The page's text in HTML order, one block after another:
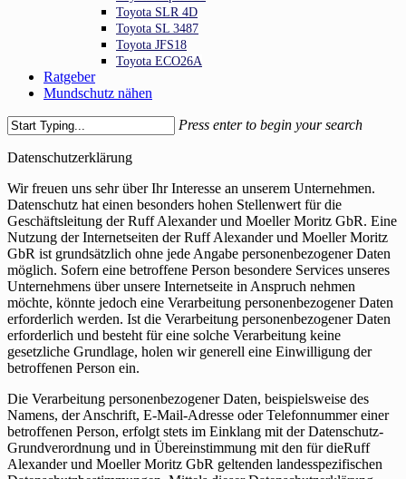
Toyota SLR 4D
Toyota SL 3487
Toyota JFS18
Toyota ECO26A
Ratgeber
Mundschutz nähen
Press enter to begin your search
Search
Datenschutzerklärung
Wir freuen uns sehr über Ihr Interesse an unserem Unternehmen.
Datenschutz hat einen besonders hohen Stellenwert für die
Geschäftsleitung der Ruff Alexander und Moeller Moritz GbR. Eine
Nutzung der Internetseiten der Ruff Alexander und Moeller Moritz
GbR ist grundsätzlich ohne jede Angabe personenbezogener Daten
möglich. Sofern eine betroffene Person besondere Services unseres
Unternehmens über unsere Internetseite in Anspruch nehmen
möchte, könnte jedoch eine Verarbeitung personenbezogener Daten
erforderlich werden. Ist die Verarbeitung personenbezogener Daten
erforderlich und besteht für eine solche Verarbeitung keine
gesetzliche Grundlage, holen wir generell eine Einwilligung der
betroffenen Person ein.
Die Verarbeitung personenbezogener Daten, beispielsweise des
Namens, der Anschrift, E-Mail-Adresse oder Telefonnummer einer
betroffenen Person, erfolgt stets im Einklang mit der Datenschutz-
Grundverordnung und in Übereinstimmung mit den für dieRuff
Alexander und Moeller Moritz GbR geltenden landesspezifischen